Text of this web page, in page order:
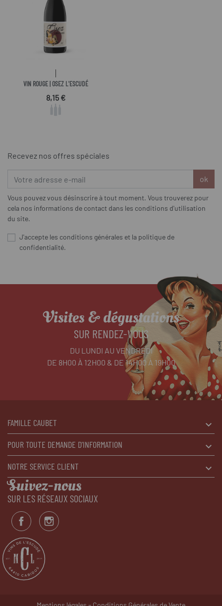
VIN ROUGE | OSEZ L'ESCUDÉ
Prix
8,15 €
Recevez nos offres spéciales
ok
Vous pouvez vous désinscrire à tout moment. Vous trouverez pour
cela nos informations de contact dans les conditions d'utilisation
du site.
J'accepte les conditions générales et la politique de
confidentialité.
Visites & dégustations
SUR RENDEZ-VOUS
DU LUNDI AU VENDREDI
DE 8H00 À 12H00 & DE 14H00 À 19H00
FAMILLE CAUBET
POUR TOUTE DEMANDE D'INFORMATION
NOTRE SERVICE CLIENT
Suivez-nous
SUR LES RÉSEAUX SOCIAUX